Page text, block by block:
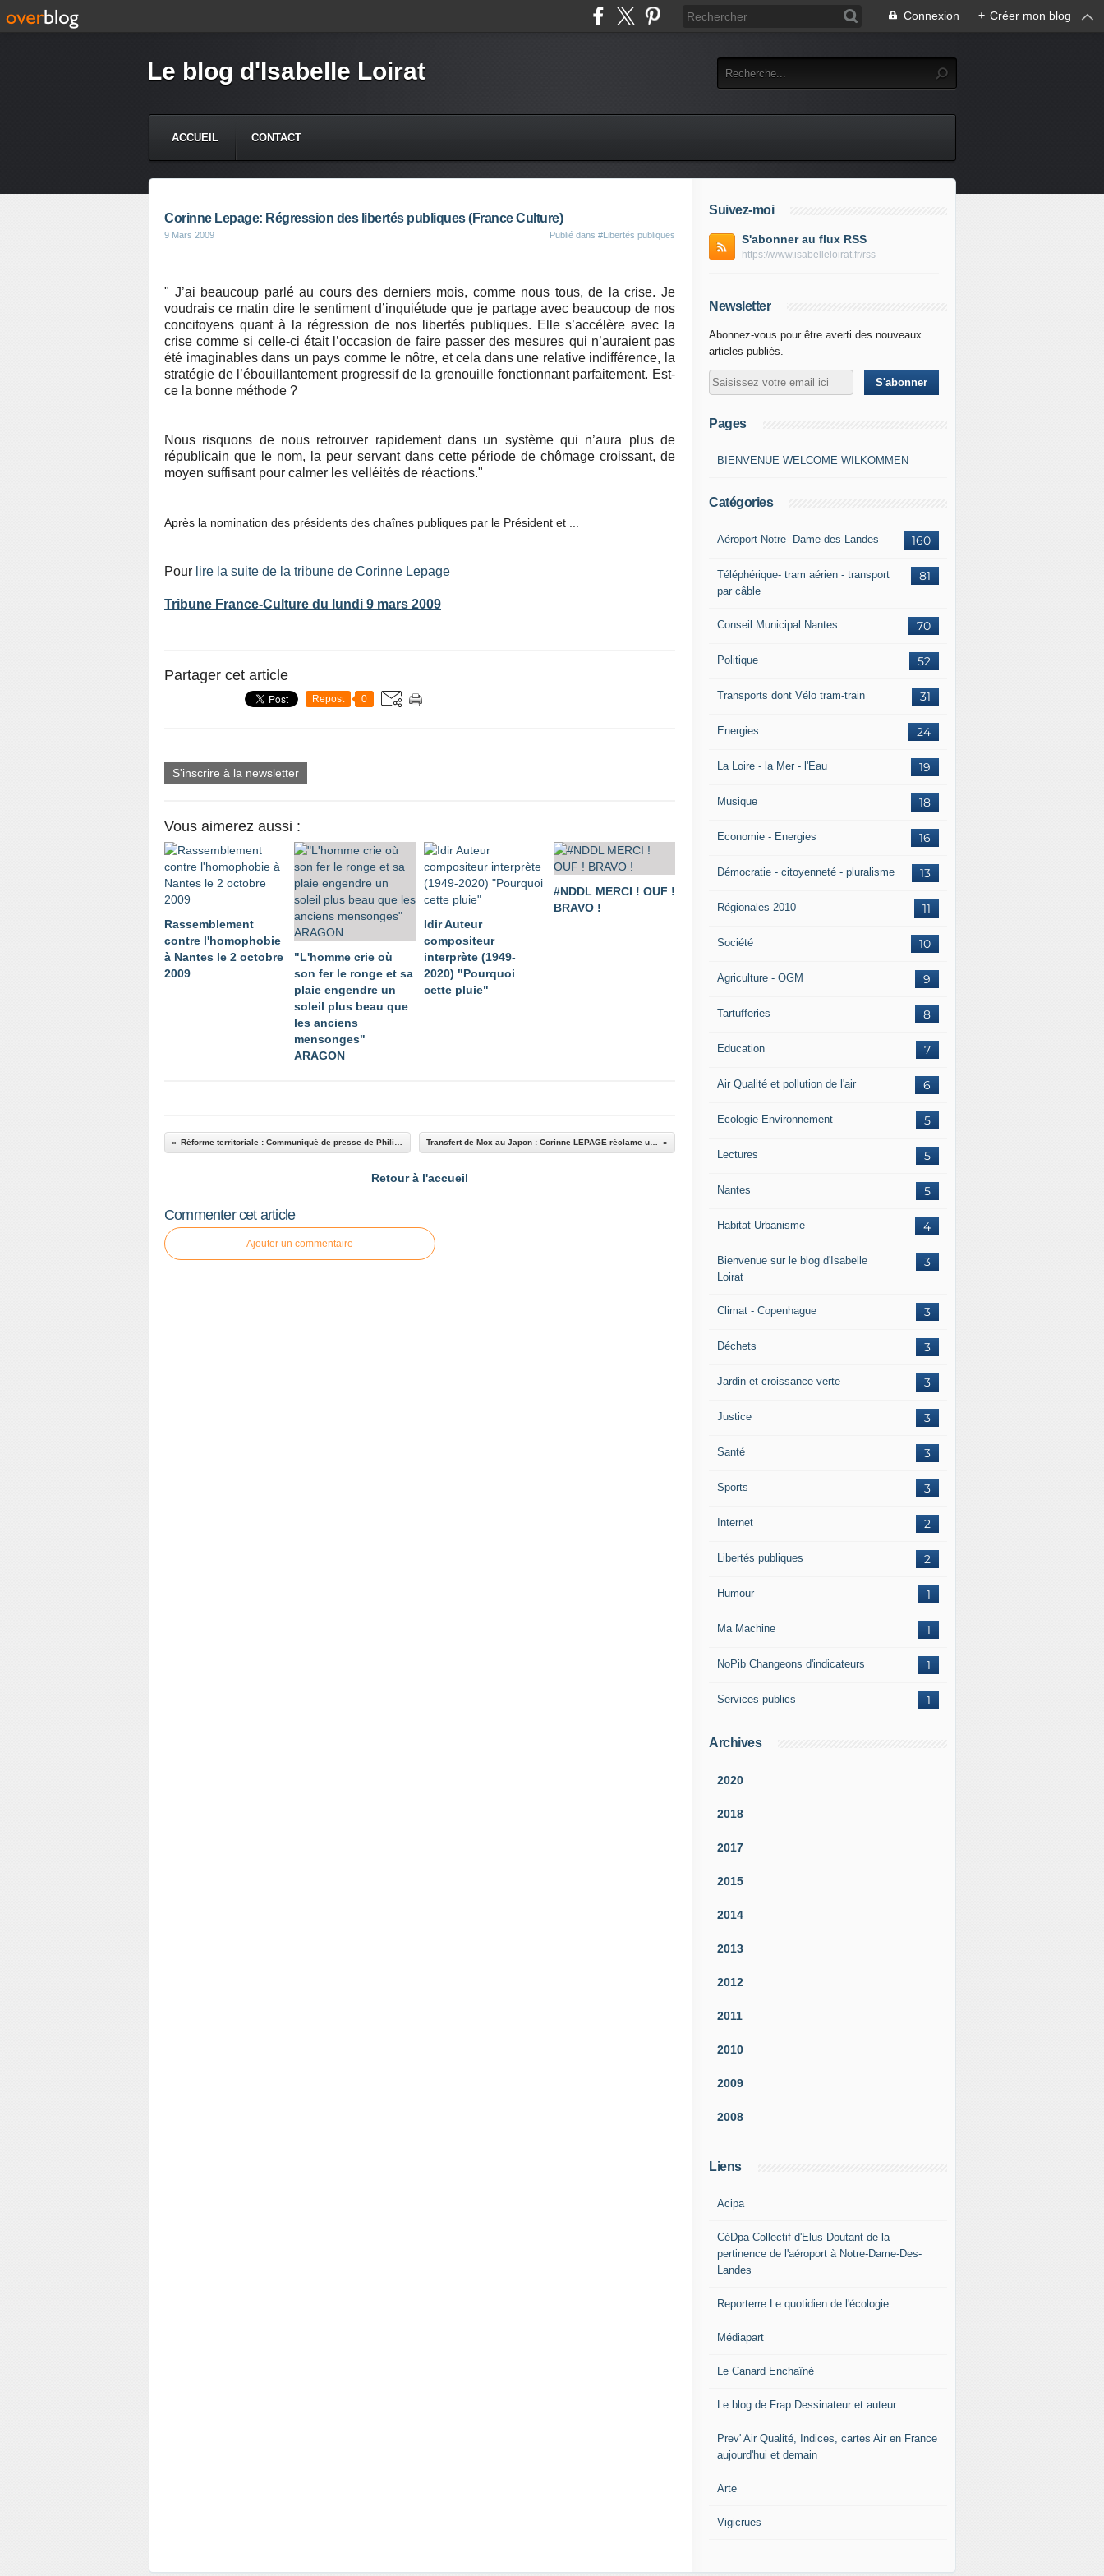
Connexion + Créer mon blog
Le blog d'Isabelle Loirat
ACCUEIL CONTACT
Corinne Lepage: Régression des libertés publiques (France Culture)
9 Mars 2009 Publié dans #Libertés publiques
" J’ai beaucoup parlé au cours des derniers mois, comme nous tous, de la crise. Je
voudrais ce matin dire le sentiment d’inquiétude que je partage avec beaucoup de nos
concitoyens quant à la régression de nos libertés publiques. Elle s’accélère avec la
crise comme si celle-ci était l’occasion de faire passer des mesures qui n’auraient pas
été imaginables dans un pays comme le nôtre, et cela dans une relative indifférence, la
stratégie de l’ébouillantement progressif de la grenouille fonctionnant parfaitement. Est-
ce la bonne méthode ?
Nous risquons de nous retrouver rapidement dans un système qui n’aura plus de
républicain que le nom, la peur servant dans cette période de chômage croissant, de
moyen suffisant pour calmer les velléités de réactions."
Après la nomination des présidents des chaînes publiques par le Président et ...
Pour lire la suite de la tribune de Corinne Lepage
Tribune France-Culture du lundi 9 mars 2009
Partager cet article
Repost 0
S'inscrire à la newsletter
Vous aimerez aussi :
Rassemblement
contre l'homophobie
à Nantes le 2 octobre
2009
"L'homme crie où
son fer le ronge et sa
plaie engendre un
soleil plus beau que
les anciens
mensonges"
ARAGON
Idir Auteur
compositeur
interprète (1949-
2020) "Pourquoi
cette pluie"
#NDDL MERCI ! OUF !
BRAVO !
Retour à l'accueil
Commenter cet article
Ajouter un commentaire
Suivez-moi
S'abonner au flux RSS
https://www.isabelleloirat.fr/rss
Newsletter
Abonnez-vous pour être averti des nouveaux
articles publiés.
Pages
BIENVENUE WELCOME WILKOMMEN
Catégories
160
Aéroport Notre- Dame-des-Landes
81
Téléphérique- tram aérien - transport
par câble
70
Conseil Municipal Nantes
52
Politique
31
Transports dont Vélo tram-train
24
Energies
19
La Loire - la Mer - l'Eau
18
Musique
16
Economie - Energies
13
Démocratie - citoyenneté - pluralisme
11
Régionales 2010
10
Société
9
Agriculture - OGM
8
Tartufferies
7
Education
6
Air Qualité et pollution de l'air
5
Ecologie Environnement
5
Lectures
5
Nantes
4
Habitat Urbanisme
3
Bienvenue sur le blog d'Isabelle
Loirat
3
Climat - Copenhague
3
Déchets
3
Jardin et croissance verte
3
Justice
3
Santé
3
Sports
2
Internet
2
Libertés publiques
1
Humour
1
Ma Machine
1
NoPib Changeons d'indicateurs
1
Services publics
Archives
2020
2018
2017
2015
2014
2013
2012
2011
2010
2009
2008
Liens
Acipa
CéDpa Collectif d'Elus Doutant de la
pertinence de l'aéroport à Notre-Dame-Des-
Landes
Reporterre Le quotidien de l'écologie
Médiapart
Le Canard Enchaîné
Le blog de Frap Dessinateur et auteur
Prev' Air Qualité, Indices, cartes Air en France
aujourd'hui et demain
Arte
Vigicrues